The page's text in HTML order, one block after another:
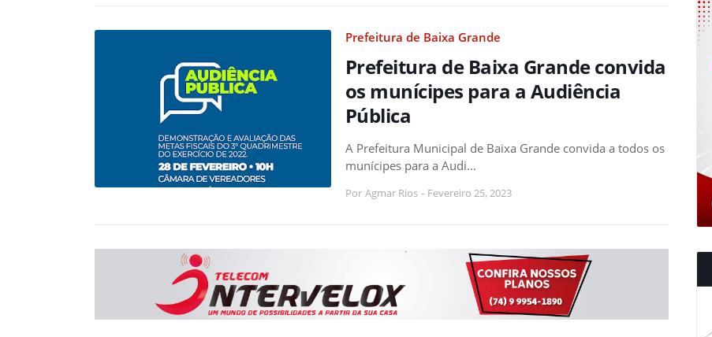
Prefeitura de Baixa Grande
Prefeitura de Baixa Grande convida
os munícipes para a Audiência
Pública
A Prefeitura Municipal de Baixa Grande convida a todos os
munícipes para a Audi…
Por Agmar Rios - Fevereiro 25, 2023